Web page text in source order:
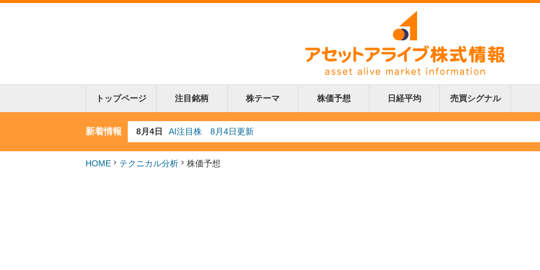
トップページ 注目銘柄 株テーマ 株価予想 日経平均 売買シグナル
新着情報 8月3日
人気業種注目株 8月3日更新
8月2日
金融注目株 8月2日更新
7月10日
半導体注目株 7月10日更新
HOME テクニカル分析 株価予想